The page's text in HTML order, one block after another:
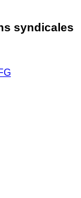
syndicales